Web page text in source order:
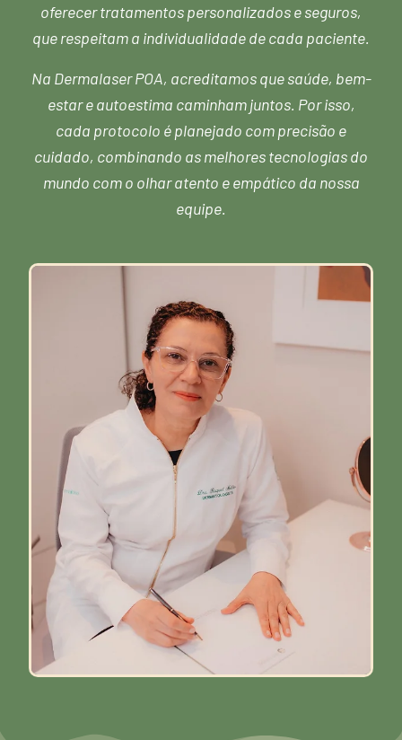
oferecer tratamentos personalizados e seguros,
que respeitam a individualidade de cada paciente.
Na Dermalaser POA, acreditamos que saúde, bem-
estar e autoestima caminham juntos. Por isso,
cada protocolo é planejado com precisão e
cuidado, combinando as melhores tecnologias do
mundo com o olhar atento e empático da nossa
equipe.